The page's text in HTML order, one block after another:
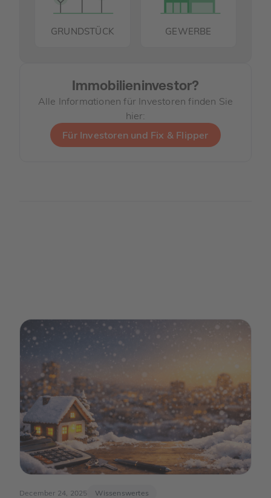
GRUNDSTÜCK GEWERBE
Immobilieninvestor?
Alle Informationen für Investoren finden Sie
hier:
Für Investoren und Fix & Flipper
December 24, 2025 Wissenswertes